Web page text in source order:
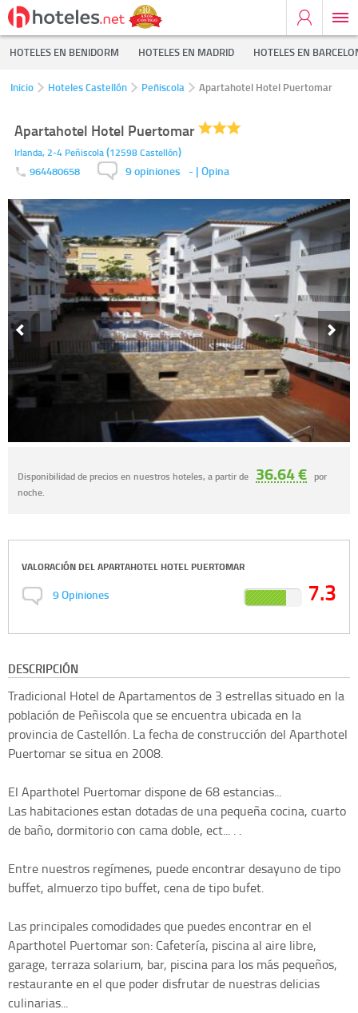
HOTELES EN BENIDORM HOTELES EN MADRID HOTELES EN
Inicio Hoteles Castellón Peñiscola Apartahotel Hotel Puertomar
Apartahotel Hotel Puertomar
Irlanda, 2-4 Peñiscola(12598Castellón)
964480658 9 opiniones - | Opina
Disponibilidad de precios en nuestros hoteles, a partir de 36.64 € por
noche.
VALORACIÓN DELAPARTAHOTEL HOTEL PUERTOMAR
9Opiniones 7.3
DESCRIPCIÓN
Tradicional Hotel de Apartamentos de 3 estrellas situado en la
población de Peñiscola que se encuentra ubicada en la
provincia de Castellón. La fecha de construcción del Aparthotel
Puertomar se situa en 2008.
El Aparthotel Puertomar dispone de 68 estancias...
Las habitaciones estan dotadas de una pequeña cocina, cuarto
de baño, dormitorio con cama doble, ect... . .
Entre nuestros regímenes, puede encontrar desayuno de tipo
buffet, almuerzo tipo buffet, cena de tipo bufet.
Las principales comodidades que puedes encontrar en el
Aparthotel Puertomar son: Cafetería, piscina al aire libre,
garage, terraza solarium, bar, piscina para los más pequeños,
restaurante en el que poder disfrutar de nuestras delicias
culinarias...